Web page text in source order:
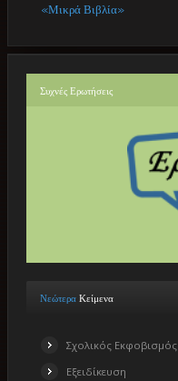
«Μικρά Βιβλία»
Συχνές Ερωτήσεις
Νεώτερα Κείμενα
Σχολικός Εκφοβισμός
Εξειδίκευση